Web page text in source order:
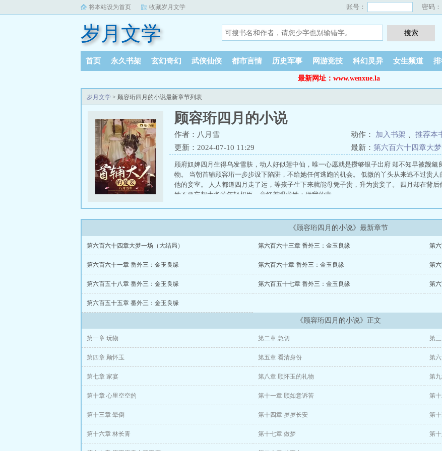
将本站设为首页 收藏岁月文学 账号： 密码：
岁月文学
首页 永久书架 玄幻奇幻 武侠仙侠 都市言情 历史军事 网游竞技 科幻灵异 女生频道
最新网址：www.wenxue.la
岁月文学 > 顾容珩四月的小说最新章节列表
顾容珩四月的小说
作者：八月雪 动作： 加入书架
推荐本
更新：2024-07-10 11:29
最新： 第六百六十四章大梦
顾府奴婢四月生得乌发雪肤，动人好似莲中仙，唯一心愿就是攒够银子出府 却不知早被觊觎
物。 当朝首辅顾容珩一步步设下陷阱，不给她任何逃跑的机会。 低微的丫头从来逃不过贵
他的妾室。 人人都道四月走了运，等孩子生下来就能母凭子贵，升为贵妾了。 四月却在背
她不要妄想太多的年轻权臣，竟红着眼求她：做我的妻
《顾容珩四月的小说》最新章节
第六百六十四章大梦一场（大结局） 第六百六十三章 番外三：金玉良缘 第
第六百六十一章 番外三：金玉良缘 第六百六十章 番外三：金玉良缘 第
第六百五十八章 番外三：金玉良缘 第六百五十七章 番外三：金玉良缘 第
第六百五十五章 番外三：金玉良缘
《顾容珩四月的小说》正文
第一章 玩物 第二章 急切 第
第四章 顾怀玉 第五章 看清身份 第
第七章 家宴 第八章 顾怀玉的礼物 第
第十章 心里空空的 第十一章 顾如意诉苦 第
第十三章 晕倒 第十四章 岁岁长安 第
第十六章 林长青 第十七章 做梦 第